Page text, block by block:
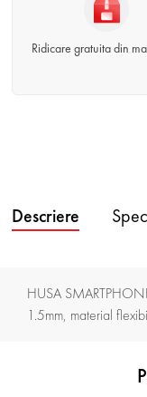
Ridicare gratuita din
Descriere
HUSA
1.5mm, material